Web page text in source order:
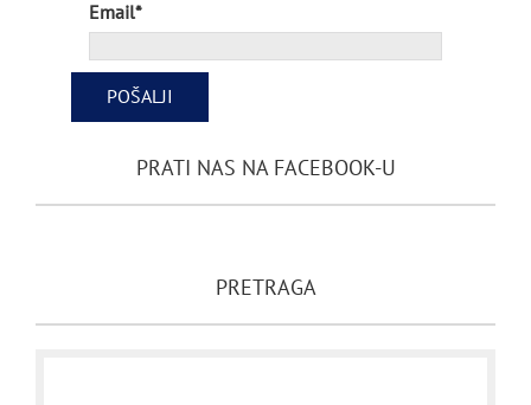
Email*
PRATI NAS NA FACEBOOK-U
PRETRAGA